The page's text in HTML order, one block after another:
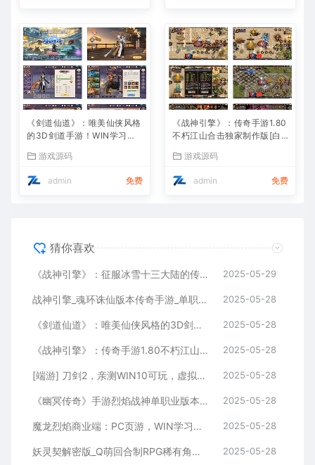
《剑道仙道》：唯美仙侠风格
的3D剑道手游！WIN学习手
视频教程全解析
游戏源码
admin 免费
《战神引擎》：传奇手游1.80
不朽江山合击独家制作版[白
游戏源码
admin 免费
猜你喜欢
《战神引擎》：征服冰雪十三大陆的传奇手游！独特职业、Win服务端，视频架设教程全攻略 2025-05-29
战神引擎_魂环诛仙版本传奇手游_单职业特色传奇手游_Win服务端_通用视频架设教程 2025-05-28
《剑道仙道》：唯美仙侠风格的3D剑道手游！WIN学习手工服务端，无IP数限制，通用视频教程全解析 2025-05-28
《战神引擎》：传奇手游1.80不朽江山合击独家制作版[白猪3]！支持安卓和iOS双端 2025-05-28
[端游] 刀剑2，亲测WIN10可玩，虚拟机一键端，有视频教程、有GM,完整商城 ，有局域网工具 2025-05-28
《幽冥传奇》手游烈焰战神单职业版本：WIN学习手工服务端通用视频教程，GM物品充值后台，适用于安卓版 2025-05-28
魔龙烈焰商业端：PC页游，WIN学习手工服务端，通用视频教程，GM工具 2025-05-28
妖灵契解密版_Q萌回合制RPG稀有角色扮演剧情闯关手游_Linux服务端_通用视频架设教程及解密工具_GM物品后台_安卓版 2025-05-28